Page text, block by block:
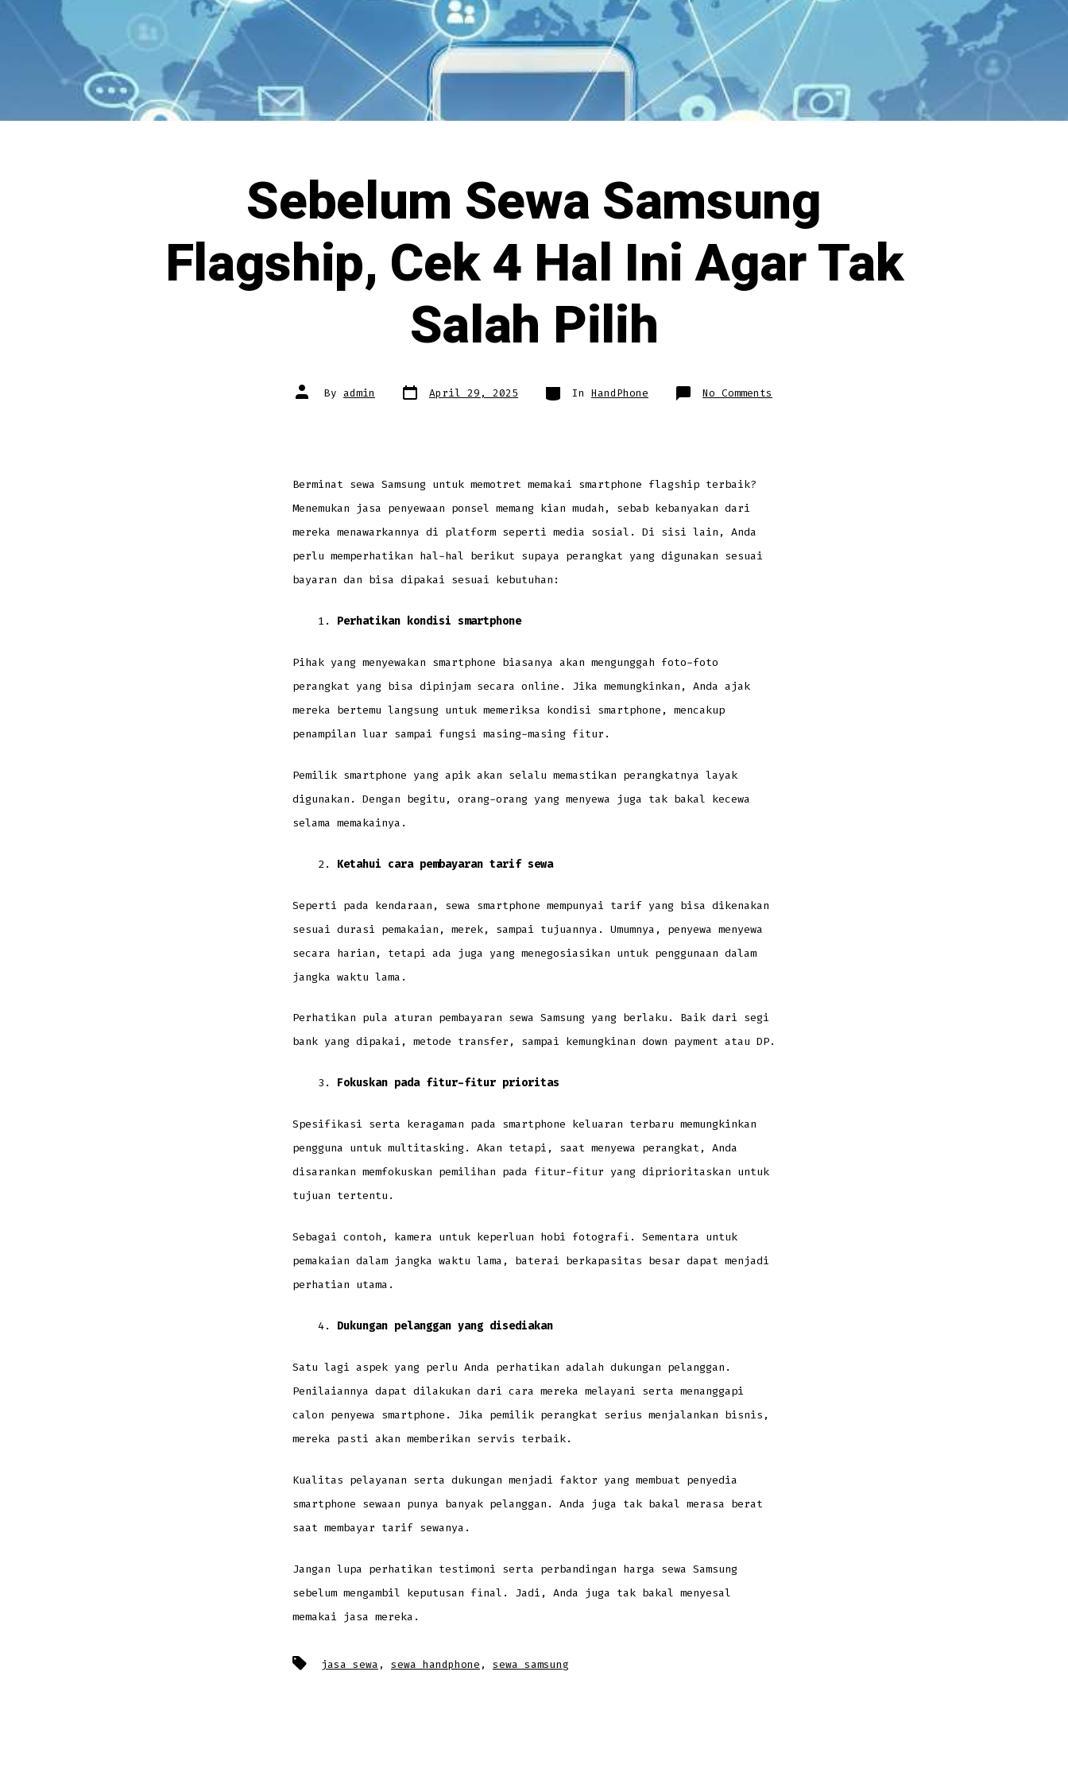
Sebelum Sewa Samsung
Flagship, Cek 4 Hal Ini Agar Tak
Salah Pilih
Post
author
By admin Post
date April 29, 2025 Categories
In HandPhone No Comments
Sebelum
Berminat sewa Samsung untuk memotret memakai smartphone flagship terbaik?
Menemukan jasa penyewaan ponsel memang kian mudah, sebab kebanyakan dari
mereka menawarkannya di platform seperti media sosial. Di sisi lain, Anda
perlu memperhatikan hal-hal berikut supaya perangkat yang digunakan sesuai
bayaran dan bisa dipakai sesuai kebutuhan:
Perhatikan kondisi smartphone
Pihak yang menyewakan smartphone biasanya akan mengunggah foto-foto
perangkat yang bisa dipinjam secara online. Jika memungkinkan, Anda ajak
mereka bertemu langsung untuk memeriksa kondisi smartphone, mencakup
penampilan luar sampai fungsi masing-masing fitur.
Pemilik smartphone yang apik akan selalu memastikan perangkatnya layak
digunakan. Dengan begitu, orang-orang yang menyewa juga tak bakal kecewa
selama memakainya.
Ketahui cara pembayaran tarif sewa
Seperti pada kendaraan, sewa smartphone mempunyai tarif yang bisa dikenakan
sesuai durasi pemakaian, merek, sampai tujuannya. Umumnya, penyewa menyewa
secara harian, tetapi ada juga yang menegosiasikan untuk penggunaan dalam
jangka waktu lama.
Perhatikan pula aturan pembayaran sewa Samsung yang berlaku. Baik dari segi
bank yang dipakai, metode transfer, sampai kemungkinan down payment atau DP.
Fokuskan pada fitur-fitur prioritas
Spesifikasi serta keragaman pada smartphone keluaran terbaru memungkinkan
pengguna untuk multitasking. Akan tetapi, saat menyewa perangkat, Anda
disarankan memfokuskan pemilihan pada fitur-fitur yang diprioritaskan untuk
tujuan tertentu.
Sebagai contoh, kamera untuk keperluan hobi fotografi. Sementara untuk
pemakaian dalam jangka waktu lama, baterai berkapasitas besar dapat menjadi
perhatian utama.
Dukungan pelanggan yang disediakan
Satu lagi aspek yang perlu Anda perhatikan adalah dukungan pelanggan.
Penilaiannya dapat dilakukan dari cara mereka melayani serta menanggapi
calon penyewa smartphone. Jika pemilik perangkat serius menjalankan bisnis,
mereka pasti akan memberikan servis terbaik.
Kualitas pelayanan serta dukungan menjadi faktor yang membuat penyedia
smartphone sewaan punya banyak pelanggan. Anda juga tak bakal merasa berat
saat membayar tarif sewanya.
Jangan lupa perhatikan testimoni serta perbandingan harga sewa Samsung
sebelum mengambil keputusan final. Jadi, Anda juga tak bakal menyesal
memakai jasa mereka.
Tags jasa sewa , sewa handphone , sewa samsung